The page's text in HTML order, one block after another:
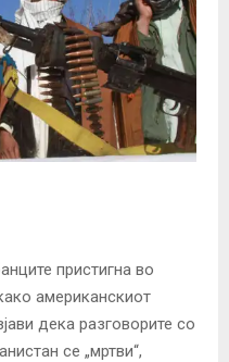
пристигна во
американскиот
дека разговорите со
се „мртви“,